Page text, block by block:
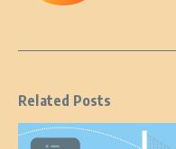
Related Posts